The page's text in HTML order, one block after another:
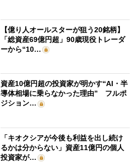
【億り人オールスターが狙う20銘柄】
「総資産69億円超」90歳現役トレーダ
ーから“10…
資産10億円超の投資家が明かす“AI・半
導体相場に乗らなかった理由” フルポ
ジション…
「キオクシアが今後も利益を出し続け
るかは分からない」資産11億円の個人
投資家が…